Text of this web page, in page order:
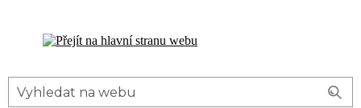
Dolní Bečva - oficiální stránky obce